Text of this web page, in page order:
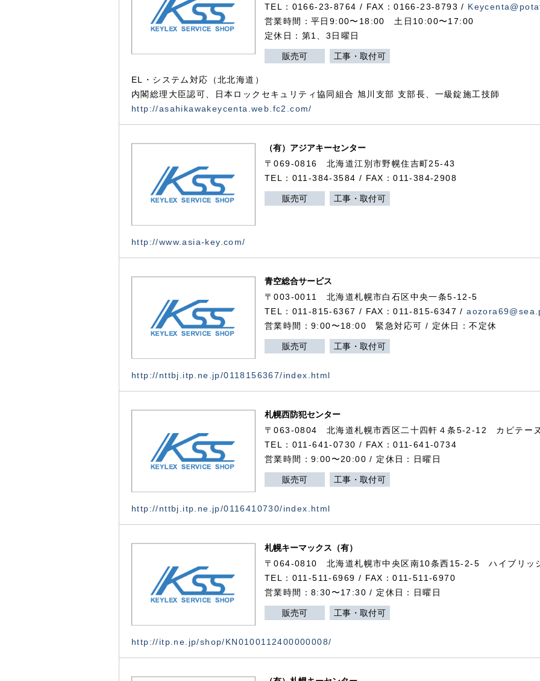
TEL：0166-23-8764 / FAX：0166-23-8793 /
営業時間：平日9:00〜18:00 土日10:00〜17:00
定休日：第1、3日曜日
販売可 工事・取付可
EL・システム対応（北北海道）
内閣総理大臣認可、日本ロックセキュリティ協同組合 旭川支部 支部長、一級錠施工技師
http://asahikawakeycenta.web.fc2.com/
（有）アジアキーセンター
〒069-0816 北海道江別市野幌住吉町25-43
TEL：011-384-3584 / FAX：011-384-2908
販売可 工事・取付可
http://www.asia-key.com/
青空総合サービス
〒003-0011 北海道札幌市白石区中央一条5-12-5
TEL：011-815-6367 / FAX：011-815-6347 /
営業時間：9:00〜18:00 緊急対応可 / 定休日：不定休
販売可 工事・取付可
http://nttbj.itp.ne.jp/0118156367/index.html
札幌西防犯センター
〒063-0804 北海道札幌市西区二十四軒４条5-2-12 カピテー
TEL：011-641-0730 / FAX：011-641-0734
営業時間：9:00〜20:00 / 定休日：日曜日
販売可 工事・取付可
http://nttbj.itp.ne.jp/0116410730/index.html
札幌キーマックス（有）
〒064-0810 北海道札幌市中央区南10条西15-2-5 ハイブリッ
TEL：011-511-6969 / FAX：011-511-6970
営業時間：8:30〜17:30 / 定休日：日曜日
販売可 工事・取付可
http://itp.ne.jp/shop/KN0100112400000008/